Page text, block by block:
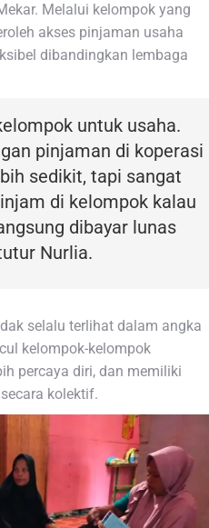
Melalui kelompok yang
akses pinjaman usaha
dibandingkan lembaga
untuk usaha.
pinjaman di koperasi
sedikit, tapi sangat
di kelompok kalau
dibayar lunas
Nurlia.
selalu terlihat dalam angka
kelompok-kelompok
percaya diri, dan memiliki
kolektif.